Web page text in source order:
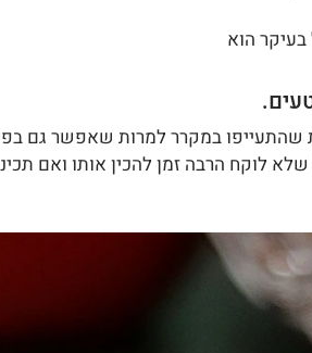
בעיקר הוא
במקרר למרות שאפשר גם
לוקח הרבה זמן להכין אותו ואם